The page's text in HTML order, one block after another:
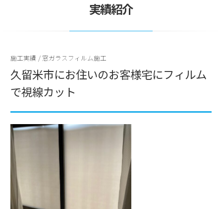
実績紹介
施工実績 / 窓ガラスフィルム施工
久留米市にお住いのお客様宅にフィルム
で視線カット